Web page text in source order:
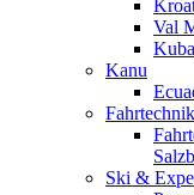
Val
Kuba
Kanu
Ski &